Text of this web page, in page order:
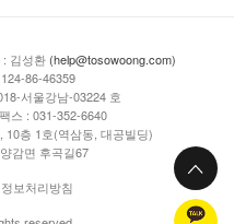
김성환 (help@tosowoong.com)
86-46359
서울강남-03224 호
스 : 031-352-6640
10층 1호(역삼동, 대공빌딩)
감면 후곡길67
보처리방침